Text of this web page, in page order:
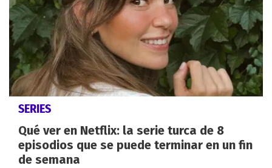
SERIES
Qué ver en Netflix: la serie turca de 8
episodios que se puede terminar en un fin
de semana